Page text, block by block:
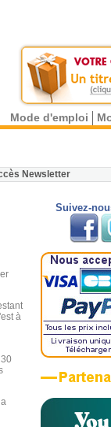
Mode d'emploi
Newsletter
à
Suivez-